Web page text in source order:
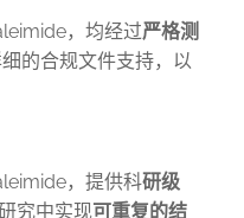
，均经过严格测
的合规文件支持，以
，提供科研级
究中实现可重复的结